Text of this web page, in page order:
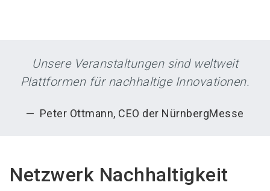
Unsere Veranstaltungen sind weltweit
Plattformen für nachhaltige Innovationen.
Peter Ottmann, CEO der NürnbergMesse
Netzwerk Nachhaltigkeit